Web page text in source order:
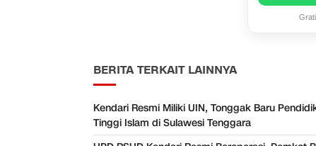
BERITA TERKAIT LAINNYA
Kendari Resmi Miliki UIN, Tonggak Baru
Tinggi Islam di Sulawesi Tenggara